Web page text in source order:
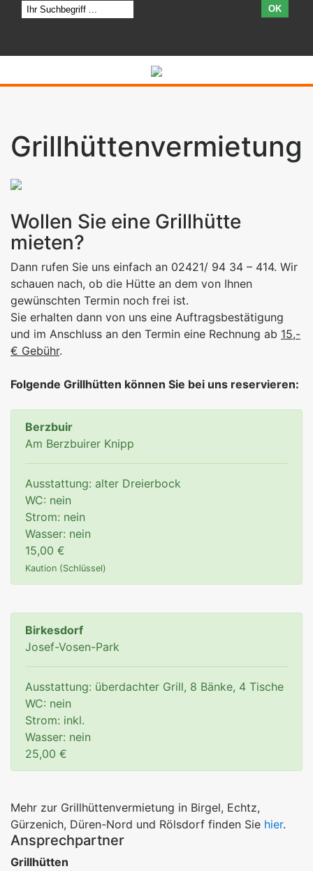
OK
Grillhüttenvermietung
Wollen Sie eine Grillhütte
mieten?
Dann rufen Sie uns einfach an 02421/ 94 34 – 414. Wir
schauen nach, ob die Hütte an dem von Ihnen
gewünschten Termin noch frei ist.
Sie erhalten dann von uns eine Auftragsbestätigung
und im Anschluss an den Termin eine Rechnung ab 15,-
€ Gebühr.
Folgende Grillhütten können Sie bei uns reservieren:
Berzbuir
Am Berzbuirer Knipp
Ausstattung: alter Dreierbock
WC: nein
Strom: nein
Wasser: nein
15,00 €
Kaution (Schlüssel)
Birkesdorf
Josef-Vosen-Park
Ausstattung: überdachter Grill, 8 Bänke, 4 Tische
WC: nein
Strom: inkl.
Wasser: nein
25,00 €
Mehr zur Grillhüttenvermietung in Birgel, Echtz,
Gürzenich, Düren-Nord und Rölsdorf finden Sie hier.
Ansprechpartner
Grillhütten